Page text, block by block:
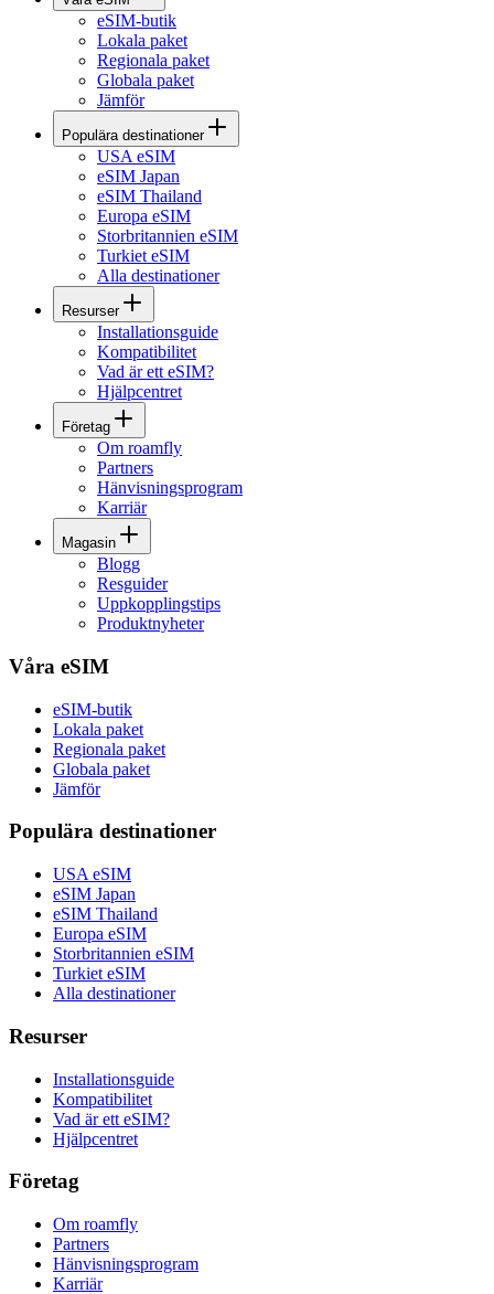
eSIM-butik
Lokala paket
Regionala paket
Globala paket
Jämför
Populära destinationer
USA eSIM
eSIM Japan
eSIM Thailand
Europa eSIM
Storbritannien eSIM
Turkiet eSIM
Alla destinationer
Resurser
Installationsguide
Kompatibilitet
Vad är ett eSIM?
Hjälpcentret
Företag
Om roamfly
Partners
Hänvisningsprogram
Karriär
Magasin
Blogg
Resguider
Uppkopplingstips
Produktnyheter
Våra eSIM
eSIM-butik
Lokala paket
Regionala paket
Globala paket
Jämför
Populära destinationer
USA eSIM
eSIM Japan
eSIM Thailand
Europa eSIM
Storbritannien eSIM
Turkiet eSIM
Alla destinationer
Resurser
Installationsguide
Kompatibilitet
Vad är ett eSIM?
Hjälpcentret
Företag
Om roamfly
Partners
Hänvisningsprogram
Karriär